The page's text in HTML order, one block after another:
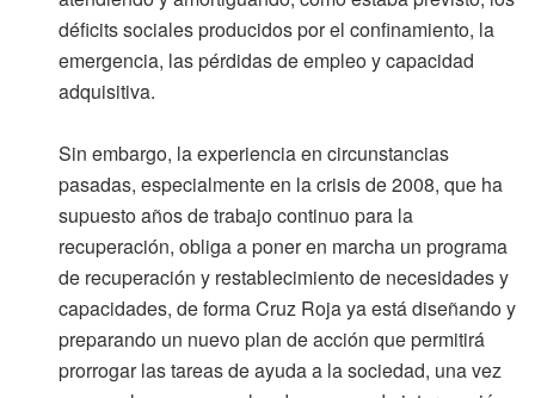
déficits sociales producidos por el confinamiento, la
emergencia, las pérdidas de empleo y capacidad
adquisitiva.
Sin embargo, la experiencia en circunstancias
pasadas, especialmente en la crisis de 2008, que ha
supuesto años de trabajo continuo para la
recuperación, obliga a poner en marcha un programa
de recuperación y restablecimiento de necesidades y
capacidades, de forma Cruz Roja ya está diseñando y
preparando un nuevo plan de acción que permitirá
prorrogar las tareas de ayuda a la sociedad, una vez